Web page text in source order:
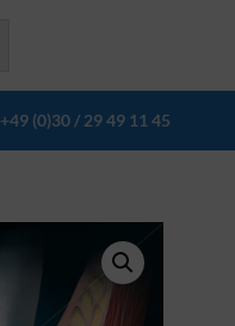
+49 (0)30 / 29 49 11 45